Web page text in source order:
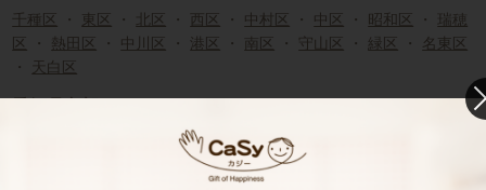
千種区 ・ 東区 ・ 北区 ・ 西区 ・ 中村区 ・ 中区 ・ 昭和区 ・
瑞穂
区
・ 熱田区 ・ 中川区 ・ 港区 ・ 南区 ・ 守山区 ・ 緑区 ・ 名東区
・
天白区
春日井市 津島市・
・ 東海市・大府市
日進市・愛西市